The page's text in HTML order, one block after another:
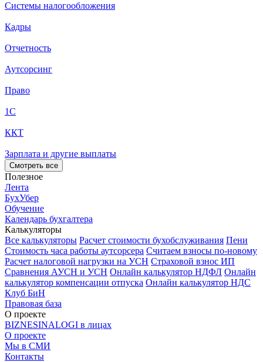
Системы налогообложения
Кадры
Отчетность
Аутсорсинг
Право
1С
ККТ
Зарплата и другие выплаты
Смотреть все
Полезное
Лента
БухУбер
Обучение
Календарь бухгалтера
Калькуляторы
Все калькуляторы Расчет стоимости бухобслуживания Пени
Стоимость часа работы аутсорсера Считаем взносы по-новому
Расчет налоговой нагрузки на УСН Страховой взнос ИП
Сравнения АУСН и УСН Онлайн калькулятор НДФЛ Онлайн
калькулятор компенсации отпуска Онлайн калькулятор НДС
Клуб БиН
Правовая база
О проекте
BIZNESINALOGI в лицах
О проекте
Мы в СМИ
Контакты